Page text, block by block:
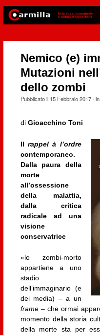
Nemico (e)
Mutazioni
dello zombi
Pubblicato il 15 Febbraio 2017· in
di Gioacchino Toni
Ilrappel à l’ordre
contemporaneo.
Dalla paura della
morte
all’ossessione
della malattia,
dalla critica
radicale ad una
visione
conservatrice
«lo zombi-morto
appartiene a uno
stadio
dell’immaginario (e
dei media) – a un
frame– che ormai
momento della storia
della morte sta per